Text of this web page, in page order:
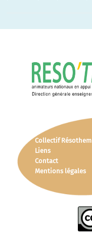
Collectif Résothem
Liens
Contact
Mentions légales